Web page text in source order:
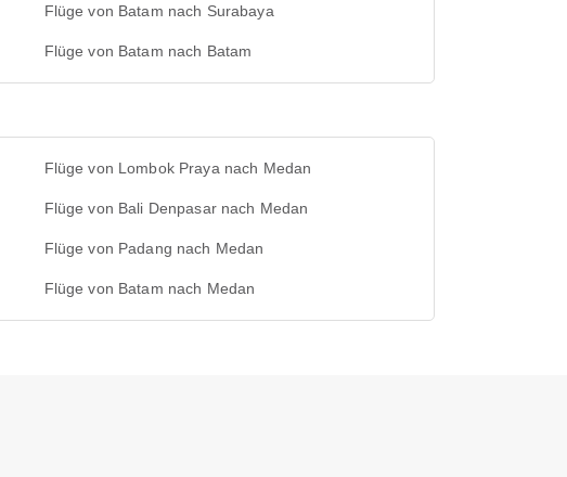
Flüge von Batam nach Surabaya
Flüge von Batam nach Batam
Flüge von Lombok Praya nach Medan
Flüge von Bali Denpasar nach Medan
Flüge von Padang nach Medan
Flüge von Batam nach Medan